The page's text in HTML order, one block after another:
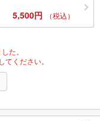
5,500円 （税込）
た。
ください。